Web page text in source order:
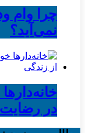
چرا وام
نمی‌آید؟
در